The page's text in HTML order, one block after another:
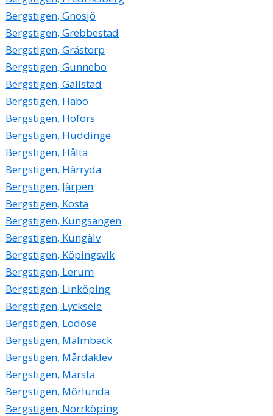
Bergstigen, Gnosjö
Bergstigen, Grebbestad
Bergstigen, Grästorp
Bergstigen, Gunnebo
Bergstigen, Gällstad
Bergstigen, Habo
Bergstigen, Hofors
Bergstigen, Huddinge
Bergstigen, Hålta
Bergstigen, Härryda
Bergstigen, Järpen
Bergstigen, Kosta
Bergstigen, Kungsängen
Bergstigen, Kungälv
Bergstigen, Köpingsvik
Bergstigen, Lerum
Bergstigen, Linköping
Bergstigen, Lycksele
Bergstigen, Lödöse
Bergstigen, Malmbäck
Bergstigen, Mårdaklev
Bergstigen, Märsta
Bergstigen, Mörlunda
Bergstigen, Norrköping